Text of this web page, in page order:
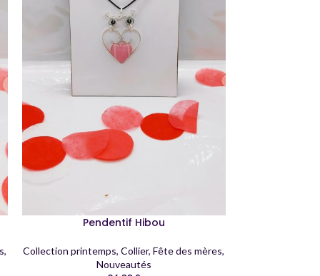
,
Pendentif Hibou
Collection printemps,Collier,Fête des mères,
Nouveautés